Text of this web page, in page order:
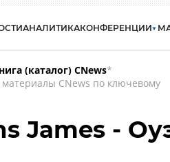
АНАЛИТИКАКОНФЕРЕНЦИИ
(каталог) CNews*
материалы CNews по ключевому
James -